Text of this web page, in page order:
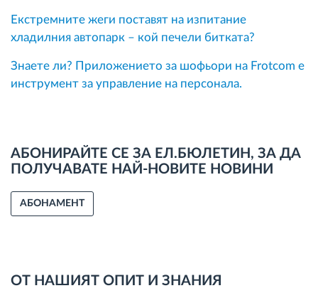
Екстремните жеги поставят на изпитание
хладилния автопарк – кой печели битката?
Знаете ли? Приложението за шофьори на Frotcom е
инструмент за управление на персонала.
АБОНИРАЙТЕ СЕ ЗА ЕЛ.БЮЛЕТИН, ЗА ДА
ПОЛУЧАВАТЕ НАЙ-НОВИТЕ НОВИНИ
АБОНАМЕНТ
ОТ НАШИЯТ ОПИТ И ЗНАНИЯ